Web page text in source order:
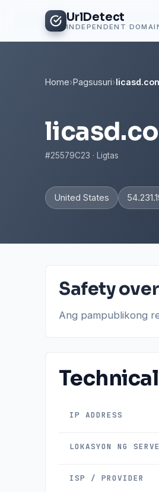
UrlDetect
Home›Pagsusuri›
#25579C23 · Ligtas
United States
Safety
Ang pampublikong
IP ADDRESS
LOKASYON NG
ISP / PROVIDER